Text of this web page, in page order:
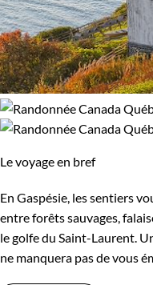
Le voyage en bref
En Gaspésie, les sentiers
entre forêts sauvages,
le golfe du Saint-Laurent.
ne manquera pas de vous